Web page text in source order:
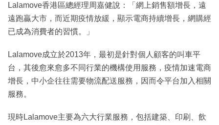
Lalamove香港區總經理周嘉健說：「網上銷售額增長，遠
遠跑贏大市，而近期疫情放緩，顯示電商持續增長，網購經
已成為消費者的習慣。」
Lalamove成立於2013年，最初是針對個人顧客的叫車平
台，其後愈來愈多不同行業的機構使用服務，疫情加速電商
增長，中小企往往需要物流配送服務，因而令平台加入相關
服務。
現時Lalamove主要為六大行業服務，包括建築、印刷、飲